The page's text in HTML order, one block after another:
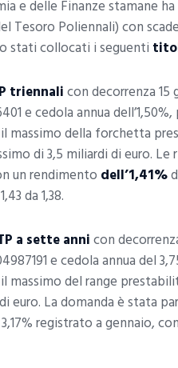
e delle Finanze stamane
Tesoro Poliennali) con
stati collocati i seguenti
triennalicon decorrenza 15
e cedola annua
massimo della forchetta
di 3,5 miliardi di euro.
un rendimento dell’1,41%
da 1,38.
a sette annicon
e cedola annua del
massimo del range
euro. La domanda è stata
registrato a gennaio,